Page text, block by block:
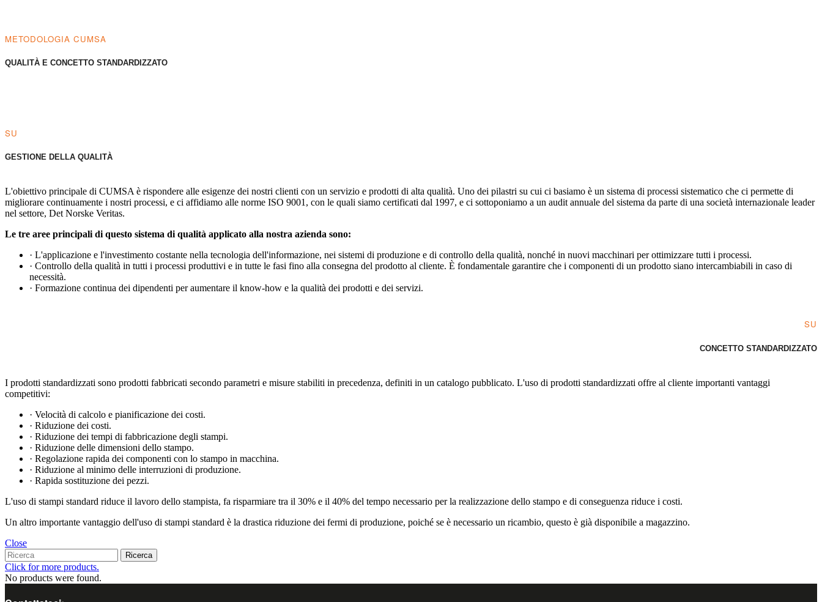
METODOLOGIA CUMSA
QUALITÀ E CONCETTO STANDARDIZZATO
SU
GESTIONE DELLA QUALITÀ
L'obiettivo principale di CUMSA è rispondere alle esigenze dei nostri clienti con un servizio e prodotti di alta qualità. Uno dei pilastri su cui ci basiamo è un sistema di processi sistematico che ci permette di
migliorare continuamente i nostri processi, e ci affidiamo alle norme ISO 9001, con le quali siamo certificati dal 1997, e ci sottoponiamo a un audit annuale del sistema da parte di una società internazionale leader
nel settore, Det Norske Veritas.
Le tre aree principali di questo sistema di qualità applicato alla nostra azienda sono:
· L'applicazione e l'investimento costante nella tecnologia dell'informazione, nei sistemi di produzione e di controllo della qualità, nonché in nuovi macchinari per ottimizzare tutti i processi.
· Controllo della qualità in tutti i processi produttivi e in tutte le fasi fino alla consegna del prodotto al cliente. È fondamentale garantire che i componenti di un prodotto siano intercambiabili in caso di
necessità.
· Formazione continua dei dipendenti per aumentare il know-how e la qualità dei prodotti e dei servizi.
SU
CONCETTO STANDARDIZZATO
I prodotti standardizzati sono prodotti fabbricati secondo parametri e misure stabiliti in precedenza, definiti in un catalogo pubblicato. L'uso di prodotti standardizzati offre al cliente importanti vantaggi
competitivi:
· Velocità di calcolo e pianificazione dei costi.
· Riduzione dei costi.
· Riduzione dei tempi di fabbricazione degli stampi.
· Riduzione delle dimensioni dello stampo.
· Regolazione rapida dei componenti con lo stampo in macchina.
· Riduzione al minimo delle interruzioni di produzione.
· Rapida sostituzione dei pezzi.
L'uso di stampi standard riduce il lavoro dello stampista, fa risparmiare tra il 30% e il 40% del tempo necessario per la realizzazione dello stampo e di conseguenza riduce i costi.
Un altro importante vantaggio dell'uso di stampi standard è la drastica riduzione dei fermi di produzione, poiché se è necessario un ricambio, questo è già disponibile a magazzino.
Close
Ricerca
Click for more products.
No products were found.